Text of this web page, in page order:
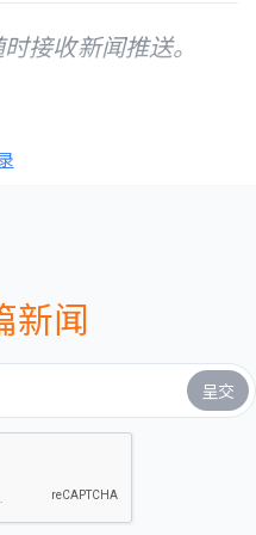
接收新闻推送。
新闻